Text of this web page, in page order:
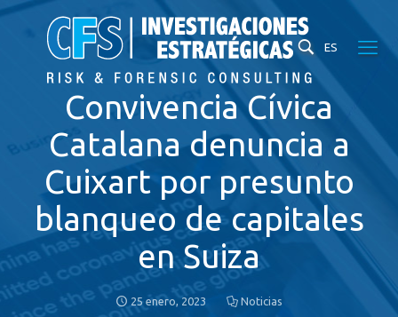
ES
Convivencia Cívica
Catalana denuncia a
Cuixart por presunto
blanqueo de capitales
en Suiza
25 enero, 2023 Noticias